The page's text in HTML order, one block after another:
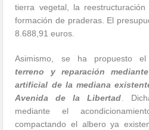
tierra vegetal, la
formación de praderas. El
8.688,91 euros.
Asimismo, se ha propuesto
terreno y reparación
artificial de la mediana
Avenida de la Libertad .
mediante el
compactando el albero ya